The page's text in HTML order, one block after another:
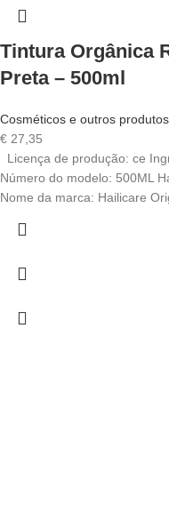
Tintura Orgânica
Preta – 500ml
Cosméticos e outros
€ 27,35
Licença de produção: ce
Número do modelo: 500ML
Nome da marca: Hailicare